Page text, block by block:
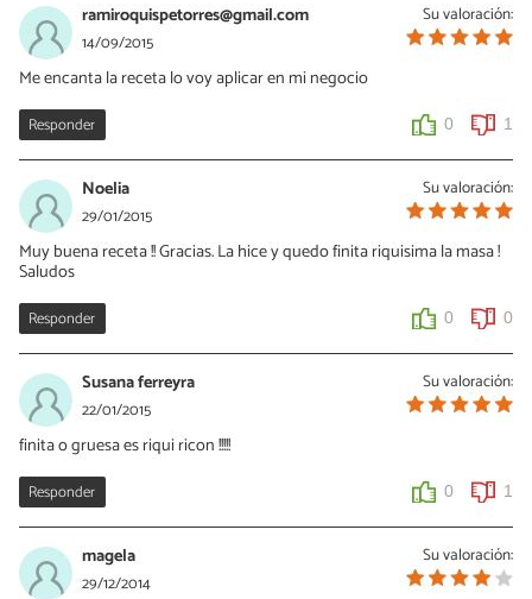
Su valoración:
ramiroquispetorres@gmail.com
14/09/2015
Me encanta la receta lo voy aplicar en mi negocio
Responder 0 1
Su valoración:
Noelia
29/01/2015
Muy buena receta !! Gracias. La hice y quedo finita riquisima la masa !
Saludos
Responder 0 0
Su valoración:
Susana ferreyra
22/01/2015
finita o gruesa es riqui ricon !!!!!
Responder 0 1
Su valoración:
magela
29/12/2014